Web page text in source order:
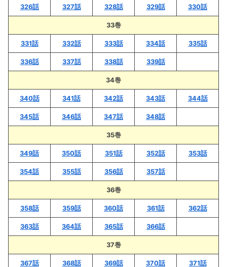
326話 327話 328話 329話 330話
33巻
331話 332話 333話 334話 335話
336話 337話 338話 339話
34巻
340話 341話 342話 343話 344話
345話 346話 347話 348話
35巻
349話 350話 351話 352話 353話
354話 355話 356話 357話
36巻
358話 359話 360話 361話 362話
363話 364話 365話 366話
37巻
367話 368話 369話 370話 371話